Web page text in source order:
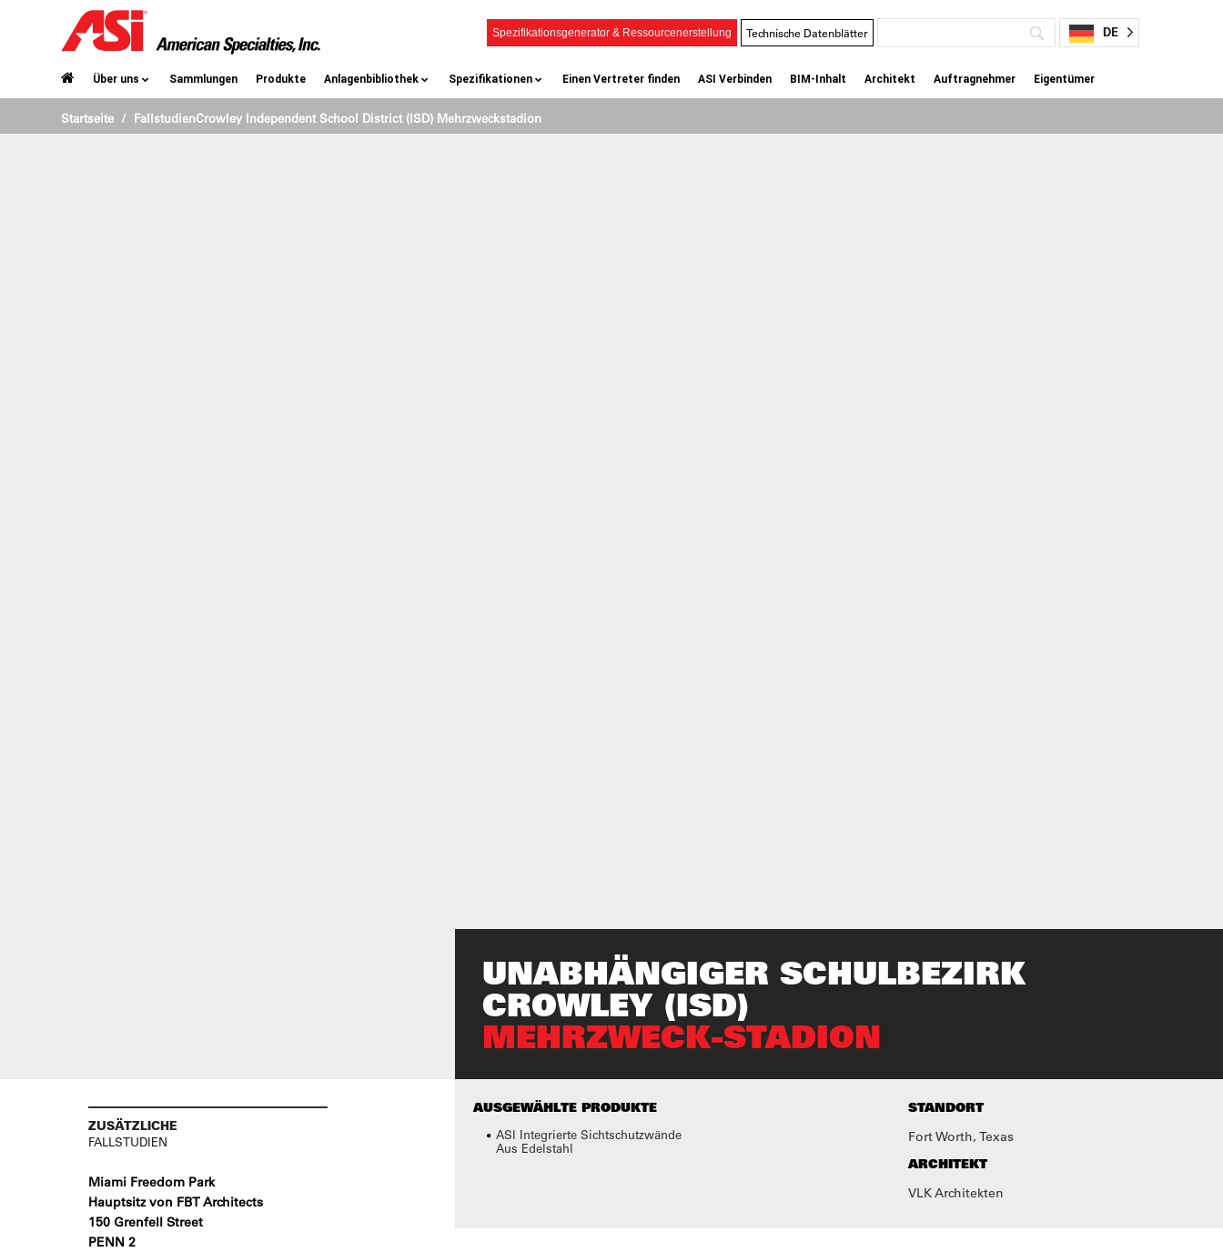
Spezifikationsgenerator & Ressourcenerstellung Technische Datenblätter DE
Über uns Sammlungen Produkte Anlagenbibliothek Spezifikationen Einen Vertreter finden ASI Verbinden BIM-Inhalt Architekt Auftragnehmer Eigentümer
Startseite FallstudienCrowley Independent School District (ISD) Mehrzweckstadion
UNABHÄNGIGER SCHULBEZIRK CROWLEY (ISD)
MEHRZWECK-STADION
ZUSÄTZLICHE
FALLSTUDIEN
Miami Freedom Park
Hauptsitz von FBT Architects
150 Grenfell Street
PENN 2
UNABHÄNGIGER SCHULBEZIRK
CROWLEY (ISD)
MEHRZWECK-STADION
AUSGEWÄHLTE PRODUKTE
ASI Integrierte Sichtschutzwände
Aus Edelstahl
STANDORT
Fort Worth, Texas
ARCHITEKT
VLK Architekten